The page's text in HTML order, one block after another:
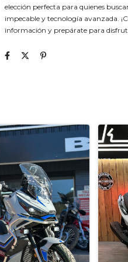
elección perfecta para quienes
impecable y tecnología avanzada.
información y prepárate para